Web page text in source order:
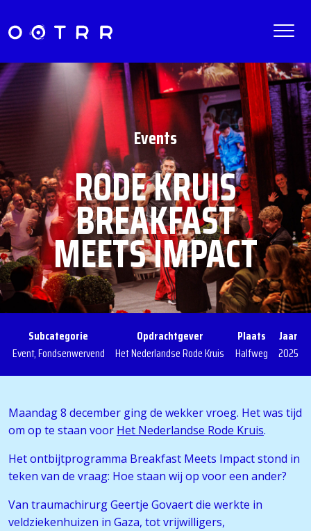
Events
RODE KRUIS
BREAKFAST
MEETS IMPACT
Subcategorie
Event, Fondsenwervend
Opdrachtgever
Het Nederlandse Rode Kruis
Plaats
Halfweg
Jaar
2025
Maandag 8 december ging de wekker vroeg. Het was tijd
om op te staan voor Het Nederlandse Rode Kruis.
Het ontbijtprogramma Breakfast Meets Impact stond in
teken van de vraag: Hoe staan wij op voor een ander?
Van traumachirurg Geertje Govaert die werkte in
veldziekenhuizen in Gaza, tot vrijwilligers,